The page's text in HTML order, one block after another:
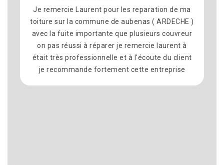
Laurent pour les reparation de ma
commune de aubenas ( ARDECHE )
importante que plusieurs couvreur
à réparer je remercie laurent à
et à l'écoute du client
fortement cette entreprise
Nous avons fait
pour le
commune dé
satisfait du
équipe
délais ont été
propre à la